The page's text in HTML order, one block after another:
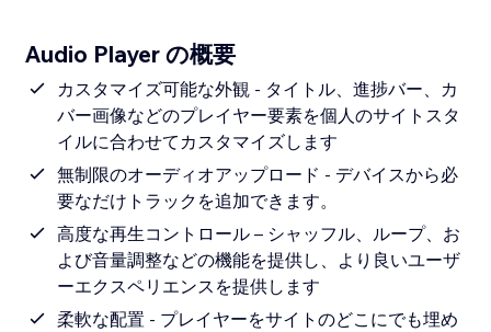
Audio Player の概要
カスタマイズ可能な外観 - タイトル、進捗バー、カ
バー画像などのプレイヤー要素を個人のサイトスタ
イルに合わせてカスタマイズします
無制限のオーディオアップロード - デバイスから必
要なだけトラックを追加できます。
高度な再生コントロール – シャッフル、ループ、お
よび音量調整などの機能を提供し、より良いユーザ
ーエクスペリエンスを提供します
柔軟な配置 - プレイヤーをサイトのどこにでも埋め